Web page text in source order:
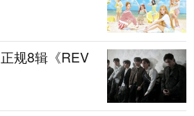
规8辑《REV